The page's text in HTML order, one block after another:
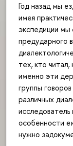
Год назад мы
имея
экспедиции мы
предударного
тех, кто
именно эти
группы
различных
особенности
нужно